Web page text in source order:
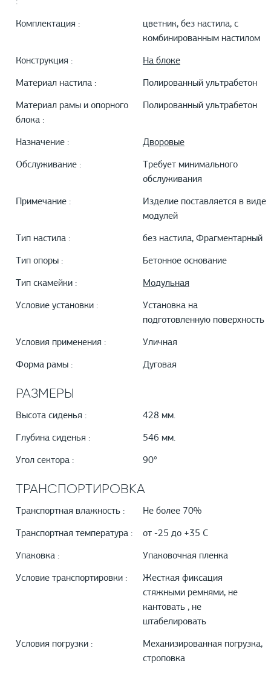
Комплектация :
цветник, без настила, с
комбинированным настилом
Конструкция : На блоке
Материал настила : Полированный ультрабетон
Материал рамы и опорного
блока :
Полированный ультрабетон
Назначение : Дворовые
Обслуживание :
Требует минимального
обслуживания
Примечание :
Изделие поставляется в виде
модулей
Тип настила : без настила, Фрагментарный
Тип опоры : Бетонное основание
Тип скамейки : Модульная
Условие установки :
Установка на
подготовленную поверхность
Условия применения : Уличная
Форма рамы : Дуговая
РАЗМЕРЫ
Высота сиденья : 428 мм.
Глубина сиденья : 546 мм.
Угол сектора : 90°
ТРАНСПОРТИРОВКА
Транспортная влажность : Не более 70%
Транспортная температура : от -25 до +35 С
Упаковка : Упаковочная пленка
Условие транспортировки :
Жесткая фиксация
стяжными ремнями, не
кантовать , не
штабелировать
Условия погрузки :
Механизированная погрузка,
строповка